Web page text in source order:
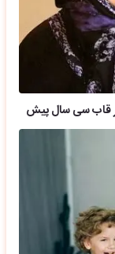
در قاب سی سال پیش